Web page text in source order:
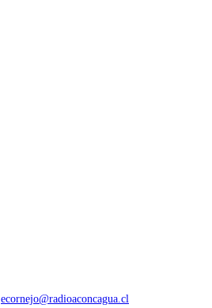
ecornejo@radioaconcagua.cl